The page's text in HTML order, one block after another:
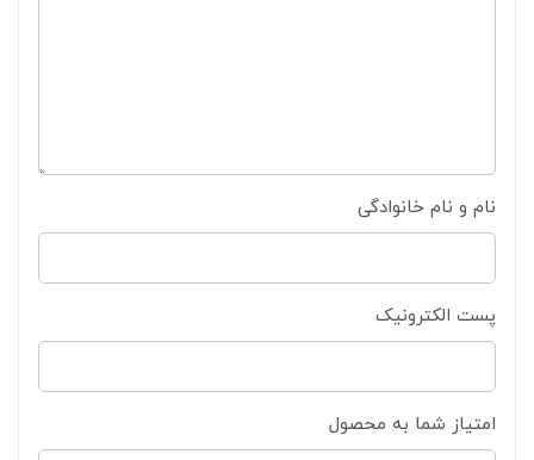
نام و نام خانوادگی
پست الکترونیک
امتیاز شما به محصول